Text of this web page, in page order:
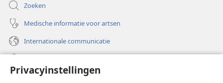
Privacyinstellingen
Zoeken
Medische informatie voor artsen
Internationale communicatie